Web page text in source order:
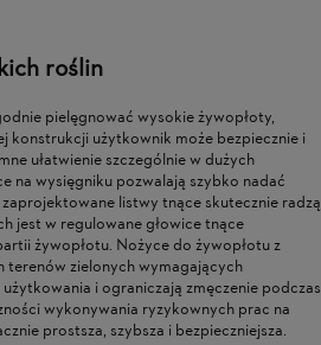
roślin
pielęgnować wysokie żywopłoty,
konstrukcji użytkownik może bezpiecznie i
ułatwienie szczególnie w dużych
na wysięgniku pozwalają szybko nadać
listwy tnące skutecznie radzą
jest w regulowane głowice tnące
żywopłotu. Nożyce do żywopłotu z
terenów zielonych wymagających
i ograniczają zmęczenie podczas
wykonywania ryzykownych prac na
prostsza, szybsza i bezpieczniejsza.